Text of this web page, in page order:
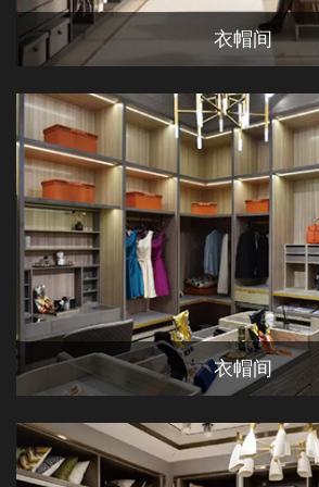
衣帽间
衣帽间